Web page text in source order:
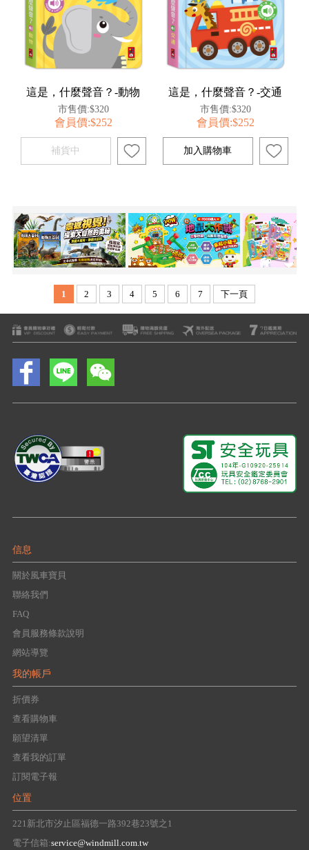
這是，什麼聲音？-動物
市售價:$320
會員價:$252
這是，什麼聲音？-交通
市售價:$320
會員價:$252
1 2 3 4 5 6 7 下一頁
信息
關於風車寶貝
聯絡我們
FAQ
會員服務條款說明
網站導覽
我的帳戶
折價券
查看購物車
願望清單
查看我的訂單
訂閱電子報
位置
221新北市汐止區福德一路392巷23號之1
電子信箱:service@windmill.com.tw